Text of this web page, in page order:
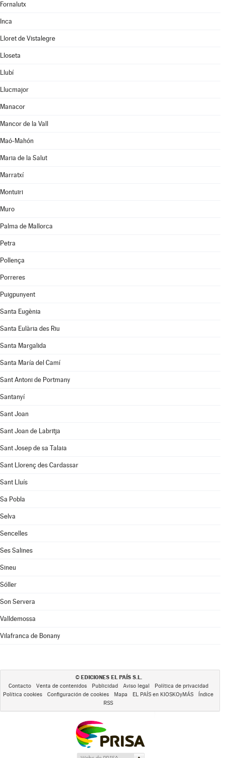
Fornalutx
Inca
Lloret de Vistalegre
Lloseta
Llubí
Llucmajor
Manacor
Mancor de la Vall
Maó-Mahón
Maria de la Salut
Marratxí
Montuïri
Muro
Palma de Mallorca
Petra
Pollença
Porreres
Puigpunyent
Santa Eugènia
Santa Eulària des Riu
Santa Margalida
Santa María del Camí
Sant Antoni de Portmany
Santanyí
Sant Joan
Sant Joan de Labritja
Sant Josep de sa Talaia
Sant Llorenç des Cardassar
Sant Lluís
Sa Pobla
Selva
Sencelles
Ses Salines
Sineu
Sóller
Son Servera
Valldemossa
Vilafranca de Bonany
© EDICIONES EL PAÍS S.L.
Contacto Venta de contenidos Publicidad Aviso legal
Política de privacidad
Política cookies
Configuración de cookies Mapa EL PAÍS en KIOSKOyMÁS
Índice
RSS